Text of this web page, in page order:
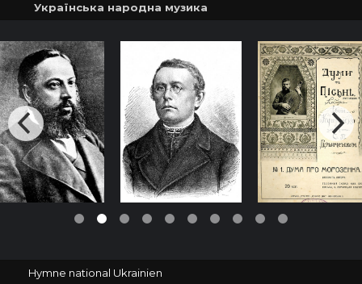
Українська народна музика
Hymne national Ukrainien